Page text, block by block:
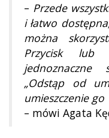
– Przede
i łatwo
można
Przycisk lub
jednoznaczne
„Odstąp od
umieszczenie
– mówi Agata